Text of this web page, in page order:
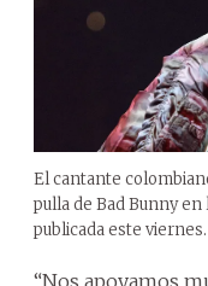
El cantante
pulla de Bad Bunny
publicada este viernes.
“Nos apoyamos